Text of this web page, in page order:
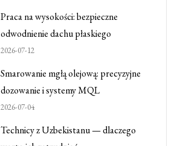
Praca na wysokości: bezpieczne
odwodnienie dachu płaskiego
2026-07-12
Smarowanie mgłą olejową: precyzyjne
dozowanie i systemy MQL
2026-07-04
Technicy z Uzbekistanu — dlaczego